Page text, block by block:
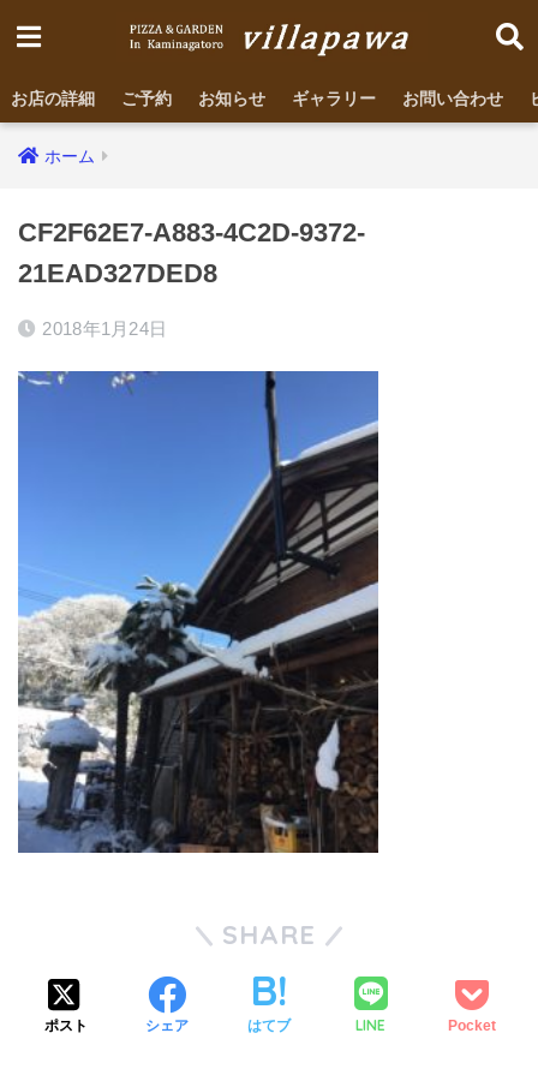
お店の詳細 ご予約 お知らせ ギャラリー お問い合わせ
ホーム
CF2F62E7-A883-4C2D-9372-
21EAD327DED8
2018年1月24日
SHARE
ポスト シェア はてブ LINE Pocket